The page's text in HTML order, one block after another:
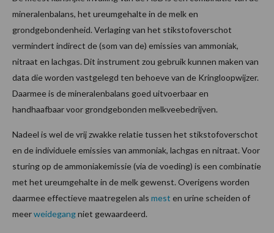
mineralenbalans, het ureumgehalte in de melk en
grondgebondenheid. Verlaging van het stikstofoverschot
vermindert indirect de (som van de) emissies van ammoniak,
nitraat en lachgas. Dit instrument zou gebruik kunnen maken van
data die worden vastgelegd ten behoeve van de Kringloopwijzer.
Daarmee is de mineralenbalans goed uitvoerbaar en
handhaafbaar voor grondgebonden melkveebedrijven.
Nadeel is wel de vrij zwakke relatie tussen het stikstofoverschot
en de individuele emissies van ammoniak, lachgas en nitraat. Voor
sturing op de ammoniakemissie (via de voeding) is een combinatie
met het ureumgehalte in de melk gewenst. Overigens worden
daarmee effectieve maatregelen als mest en urine scheiden of
meerweidegangniet gewaardeerd.